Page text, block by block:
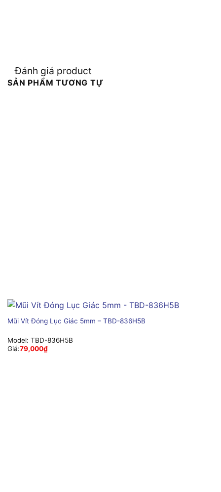
Đánh giá product
SẢN PHẨM TƯƠNG TỰ
Mũi Vít Đóng Lục Giác 5mm – TBD-836H5B
Model: TBD-836H5B
Giá:79,000₫